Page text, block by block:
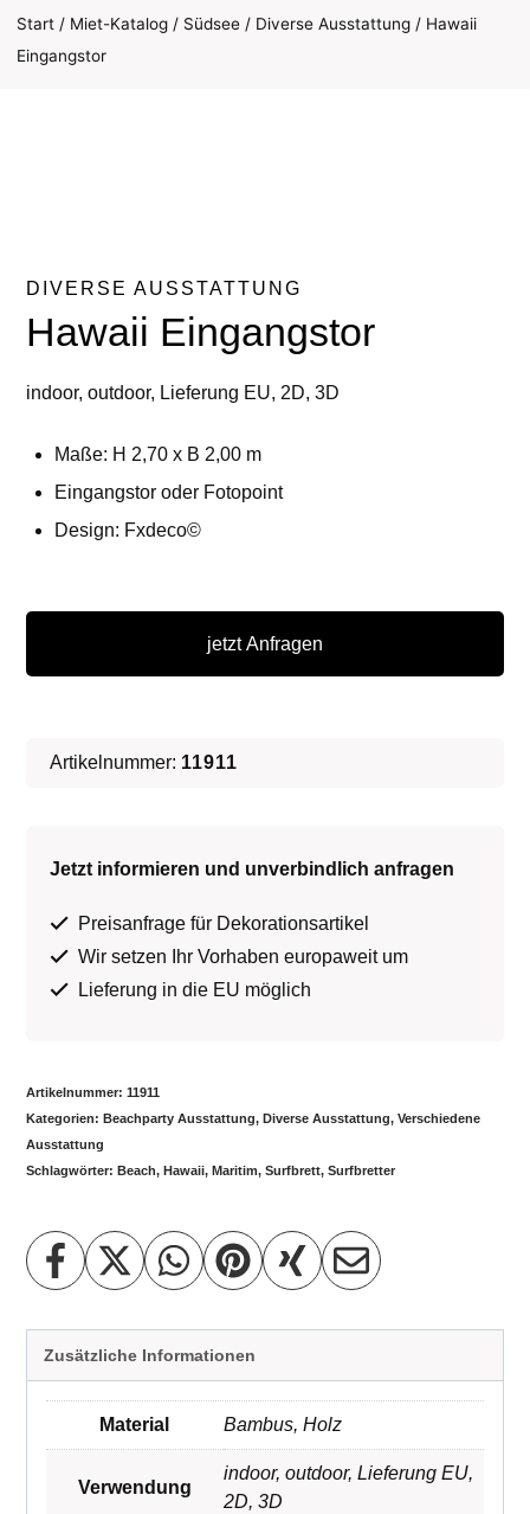
Start / Miet-Katalog / Südsee / Diverse Ausstattung / Hawaii
Eingangstor
DIVERSE AUSSTATTUNG
Hawaii Eingangstor
indoor, outdoor, Lieferung EU, 2D, 3D
Maße: H 2,70 x B 2,00 m
Eingangstor oder Fotopoint
Design: Fxdeco©
Menge
jetzt Anfragen
Artikelnummer: 11911
Jetzt informieren und unverbindlich anfragen
Preisanfrage für Dekorationsartikel
Wir setzen Ihr Vorhaben europaweit um
Lieferung in die EU möglich
Artikelnummer: 11911
Kategorien: Beachparty Ausstattung, Diverse Ausstattung, Verschiedene
Ausstattung
Schlagwörter: Beach, Hawaii, Maritim, Surfbrett, Surfbretter
Zusätzliche Informationen
Material Bambus, Holz
Verwendung
indoor, outdoor, Lieferung EU,
2D, 3D